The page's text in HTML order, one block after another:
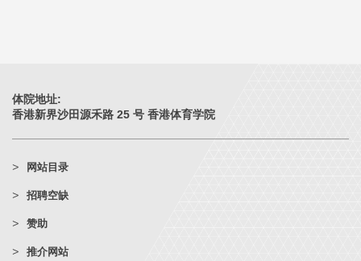
体院地址:
香港新界沙田源禾路 25 号 香港体育学院
网站目录
招聘空缺
赞助
推介网站